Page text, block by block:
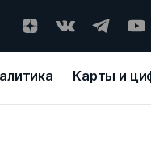
Карты и